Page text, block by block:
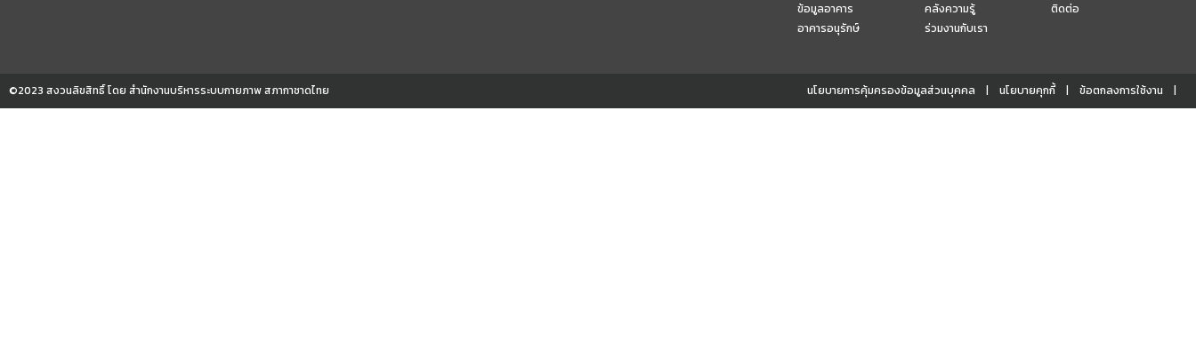
ข้อมูลอาคาร
อาคารอนุรักษ์
คลังความรู้
ร่วมงานกับเรา
ติดต่อ
©2023 สงวนลิขสิทธิ์ โดย สำนักงานบริหารระบบกายภาพ สภากาชาดไทย นโยบายการคุ้มครองข้อมูลส่วนบุคคล นโยบายคุกกี้ ข้อตกลงการใช้งาน